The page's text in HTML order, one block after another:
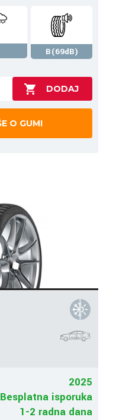
B(69dB)
O GUMI
2025
Besplatna isporuka
1-2 radna dana